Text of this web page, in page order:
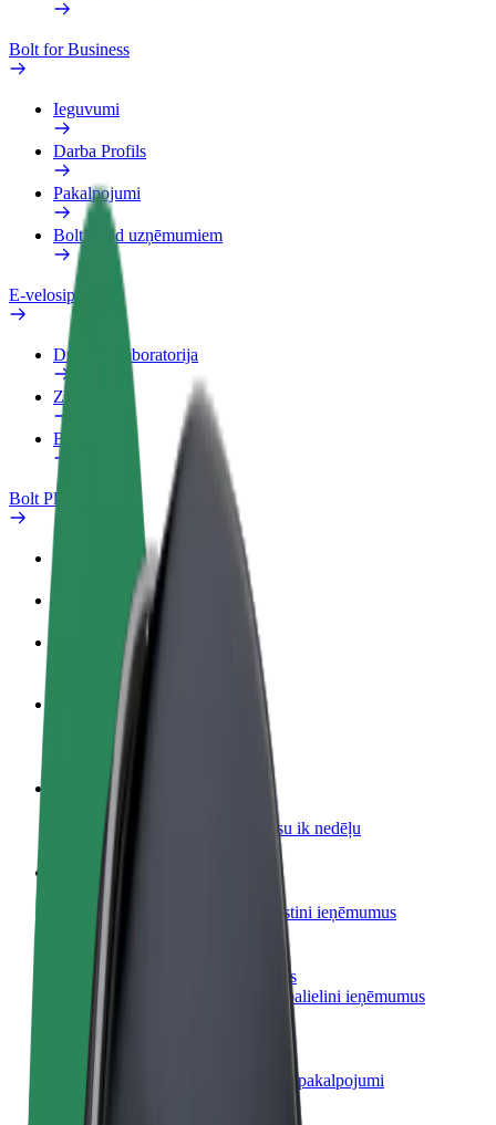
Bolt for Business
Ieguvumi
Darba Profils
Pakalpojumi
Bolt Food uzņēmumiem
E-velosipēdi
Drošības laboratorija
Ziņot
BUJ
Bolt Plus
Kā pievienoties
Kļūsti par autovadītāju
Gūsti ieņēmumus, kā vēlies
Kļūsti par kurjeru
Piegādā ēdienu un saņem izmaksu ik nedēļu
Pievieno restorānu vai veikalu
Sasniedz vairāk klientu un paaugstini ieņēmumus
Reģistrējies kā autoparka īpašnieks
Pievieno savu autoparku Bolt un palielini ieņēmumus
Bolt for Business
Tavam uzņēmumam pielāgoti Bolt pakalpojumi